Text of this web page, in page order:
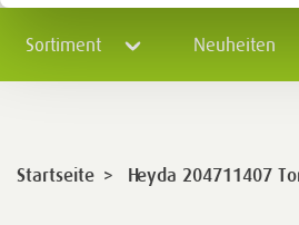
Sortiment Neuheiten
Startseite > Heyda 204711407